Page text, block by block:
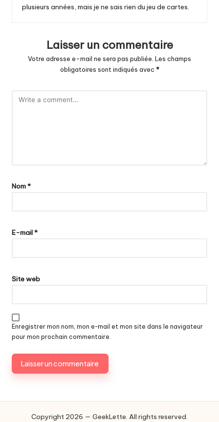
plusieurs années, mais je ne sais rien du jeu de cartes.
Laisser un commentaire
Votre adresse e-mail ne sera pas publiée. Les champs
obligatoires sont indiqués avec *
Nom*
E-mail*
Site web
Enregistrer mon nom, mon e-mail et mon site dans le navigateur
pour mon prochain commentaire.
Copyright 2026 — GeekLette. All rights reserved.